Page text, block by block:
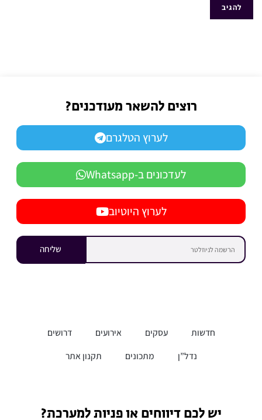
רוצים להשאר מעודכנים?
לערוץ הטלגרם
לעדכונים ב-Whatsapp
לערוץ היוטיוב
שליחה
חדשות עסקים אירועים
דרושים
נדל”ן
מתכונים תקנון אתר
יש לכם דיווחים או פניות למערכת?